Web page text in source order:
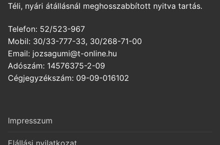
Téli, nyári átállásnál meghosszabbított nyitva tartás.
Telefon: 52/523-967
Mobil: 30/33-777-33, 30/268-71-00
Email: jozsagumi@t-online.hu
Adószám: 14576375-2-09
Cégjegyzékszám: 09-09-016102
Impresszum
Elállási nyilatkozat